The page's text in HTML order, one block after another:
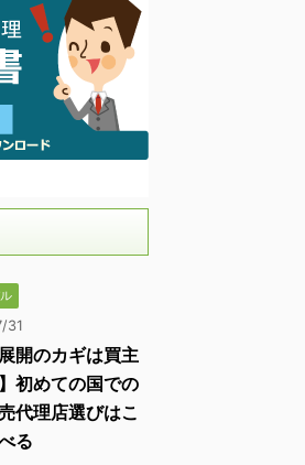
31
展開のカギは買主
初めての国での
代理店選びはこ
る